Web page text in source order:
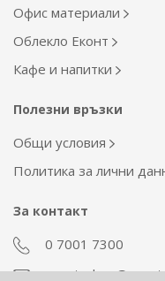
Офис материали
Облекло Еконт
Кафе и напитки
Полезни връзки
Общи условия
Политика за лични
За контакт
0 7001 7300